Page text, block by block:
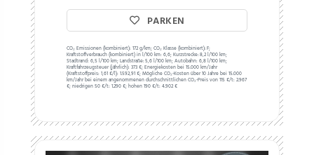
PARKEN
CO₂ Emissionen (kombiniert): 172 g/km;CO₂ Klasse (kombiniert): F;
Kraftstoffverbrauch (kombiniert) in l/100 km: 6,6;Kurzstrecke: 8,2 l/100 km;
Stadtrand: 6,5 l/100 km;Landstraße: 5,6 l/100 km;Autobahn: 6,8 l/100 km;
Kraftfahrzeugsteuer (jährlich): 373 €;Energiekosten bei 15.000 km/Jahr
(Kraftstoffpreis: 1,61€/l): 1.592,91 €;Mögliche CO₂-Kosten über 10 Jahre bei 15.000
km/Jahr bei einem angenommenen durchschnittlichen CO₂-Preis von 115 €/t: 2.967
€; niedrigen 50 €/t: 1.290 €; hohen 190 €/t: 4.902 €